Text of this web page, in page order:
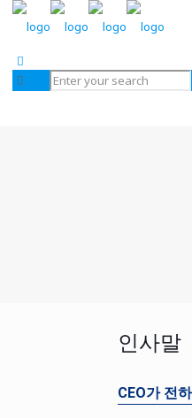
인사말
CEO가 전